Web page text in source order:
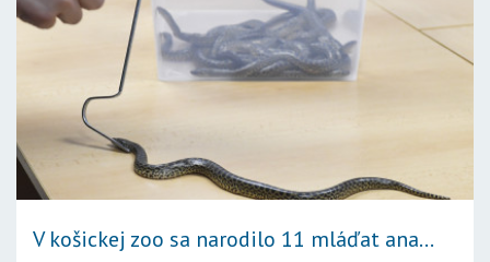
V košickej zoo sa narodilo 11 mláďat ana...